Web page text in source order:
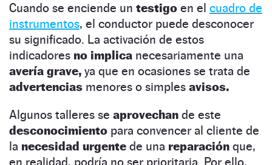
Cuando se enciende un testigo en el cuadro de
instrumentos, el conductor puede desconocer
su significado. La activación de estos
indicadores no implica necesariamente una
avería grave, ya que en ocasiones se trata de
advertencias menores o simples avisos.
Algunos talleres se aprovechan de este
desconocimiento para convencer al cliente de
la necesidad urgente de una reparación que,